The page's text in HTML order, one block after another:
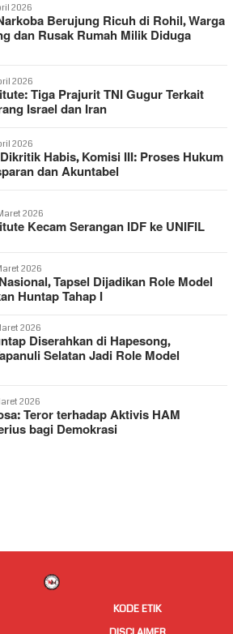
2026
Berujung Ricuh di Rohil, Warga
dan Rusak Rumah Milik Diduga
2026
Tiga Prajurit TNI Gugur Terkait
Israel dan Iran
2026
Habis, Komisi III: Proses Hukum
dan Akuntabel
2026
Kecam Serangan IDF ke UNIFIL
2026
Tapsel Dijadikan Role Model
Huntap Tahap I
2026
Diserahkan di Hapesong,
Selatan Jadi Role Model
2026
Teror terhadap Aktivis HAM
bagi Demokrasi
KODE ETIK